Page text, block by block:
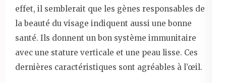
effet, il semblerait que les gènes responsables de
la beauté du visage indiquent aussi une bonne
santé. Ils donnent un bon système immunitaire
avec une stature verticale et une peau lisse. Ces
dernières caractéristiques sont agréables à l’œil.